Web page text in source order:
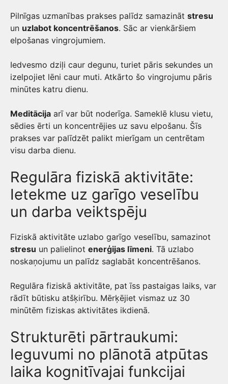
Pilnīgas uzmanības prakses palīdz samazināt stresu
un uzlabot koncentrēšanos. Sāc ar vienkāršiem
elpošanas vingrojumiem.
Iedvesmo dziļi caur degunu, turiet pāris sekundes un
izelpojiet lēni caur muti. Atkārto šo vingrojumu pāris
minūtes katru dienu.
Meditācija arī var būt noderīga. Sameklē klusu vietu,
sēdies ērti un koncentrējies uz savu elpošanu. Šīs
prakses var palīdzēt palikt mierīgam un centrētam
visu darba dienu.
Regulāra fiziskā aktivitāte:
Ietekme uz garīgo veselību
un darba veiktspēju
Fiziskā aktivitāte uzlabo garīgo veselību, samazinot
stresu un palielinot enerģijas līmeni. Tā uzlabo
noskaņojumu un palīdz saglabāt koncentrēšanos.
Regulāra fiziskā aktivitāte, pat īss pastaigas laiks, var
rādīt būtisku atšķirību. Mērķējiet vismaz uz 30
minūtēm fiziskas aktivitātes ikdienā.
Strukturēti pārtraukumi:
Ieguvumi no plānotā atpūtas
laika kognitīvajai funkcijai